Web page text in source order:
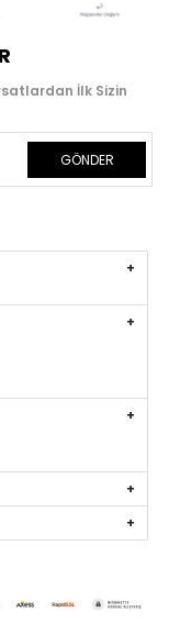
İlk Sizin
GÖNDER